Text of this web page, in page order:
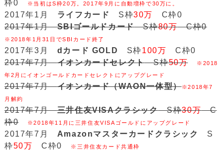
枠0 ※当初はS枠20万。2017年9月に自動増枠で30万に。
2017年1月 ライフカード S枠30万
C枠0
2017年1月SBIゴールドカードS枠80万C枠0
※2018年1月31日でSBIカード終了
2017年3月 dカード GOLD S枠100万 C枠0
2017年7月イオンカードセレクトS枠50万
※2018
年2月にイオンゴールドカードセレクトにアップグレード
2017年7月イオンカード（WAON一体型）※2018年7
月解約
2017年7月三井住友VISAクラシックS枠30万C
枠0
※2018年11月に三井住友VISAゴールドにアップグレード
2017年7月 Amazonマスターカードクラシック
S
枠50万 C枠0 ※三井住友カード共通枠